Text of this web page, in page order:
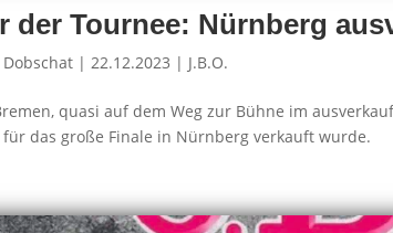
der Tournee: Nürnberg
| 22.12.2023 | J.B.O.
quasi auf dem Weg zur Bühne im
für das große Finale in Nürnberg verkauft wurde.